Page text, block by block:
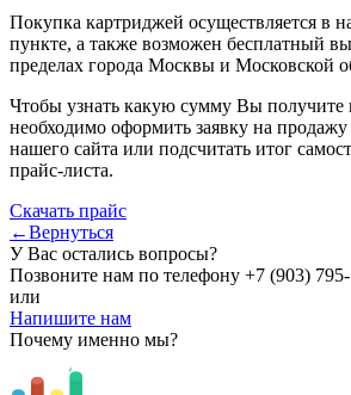
Покупка картриджей осуществляется в
пункте, а также возможен бесплатный
пределах города Москвы и Московской
Чтобы узнать какую сумму Вы получите
необходимо оформить заявку на
нашего сайта или подсчитать итог
прайс-листа.
Скачать прайс
←Вернуться
У Вас остались вопросы?
Позвоните нам по телефону +7 (903)
или
Напишите нам
Почему именно мы?